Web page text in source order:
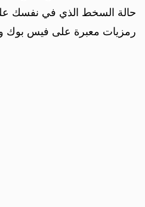
حالة السخط الذي في نفسك
رمزيات معبرة على فيس بوك